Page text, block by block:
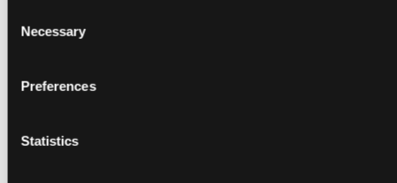
Selection
Necessary
Preferences
Statistics
Zusammenfassend lässt sich sagen, dass
Risiko für Einzelpersonen und Organisationen in
Durch das Verständnis der Natur dieser